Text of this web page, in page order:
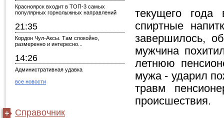
Красноярск входит в ТОП-3 самых
популярных горнолыжных направлений
21:35
Кордон Чул-Аксы. Там спокойно,
размеренно и интересно...
14:26
Административная удавка
все новости
Справочник
текущего года
спиртные
завершилось,
мужчина
летнюю
мужа - ударил
травм
происшествия.